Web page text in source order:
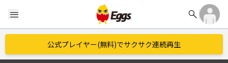
menu search
公式プレイヤー(無料)でサクサク連続再生